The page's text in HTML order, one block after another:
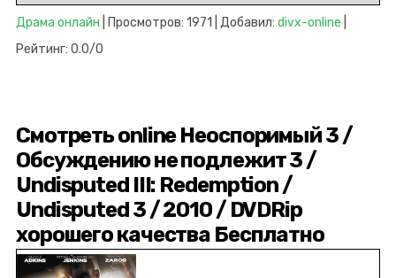
Драма онлайн | Просмотров: 1971 | Добавил: divx-online
Рейтинг: 0.0/0
Смотреть online Неоспоримый 3 /
Обсуждению не подлежит 3 /
Undisputed III: Redemption /
Undisputed 3 / 2010 / DVDRip
хорошего качества Бесплатно